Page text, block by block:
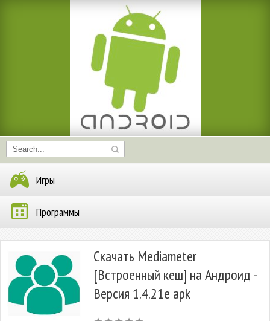
Игры
Программы
Скачать Mediameter
[Встроенный кеш] на Андроид -
Версия 1.4.21e apk